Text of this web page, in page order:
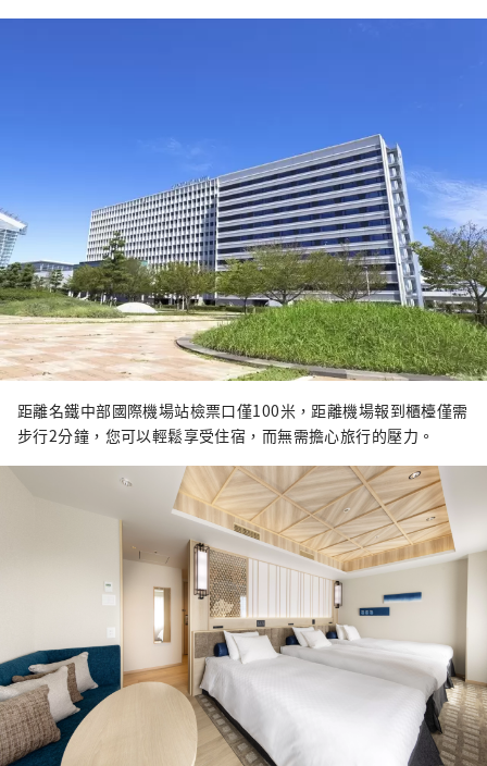
距離名鐵中部國際機場站檢票口僅100米，距離機場報到櫃檯僅需
步行2分鐘，您可以輕鬆享受住宿，而無需擔心旅行的壓力。